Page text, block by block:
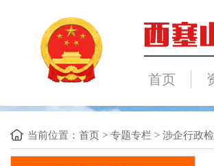
首页
当前位置： 首页 > 专题专栏 > 涉企行政